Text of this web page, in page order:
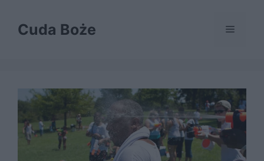
treściCuda Boże Menu